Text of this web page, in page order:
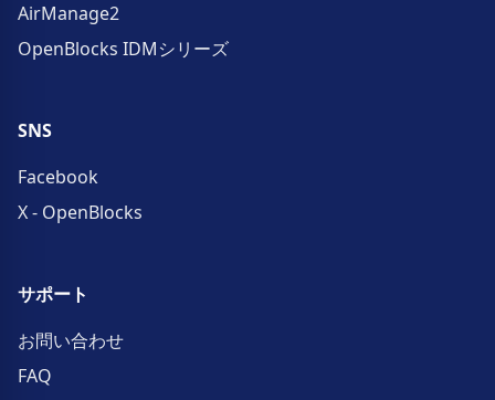
AirManage2
OpenBlocks IDMシリーズ
SNS
Facebook
X - OpenBlocks
サポート
お問い合わせ
FAQ